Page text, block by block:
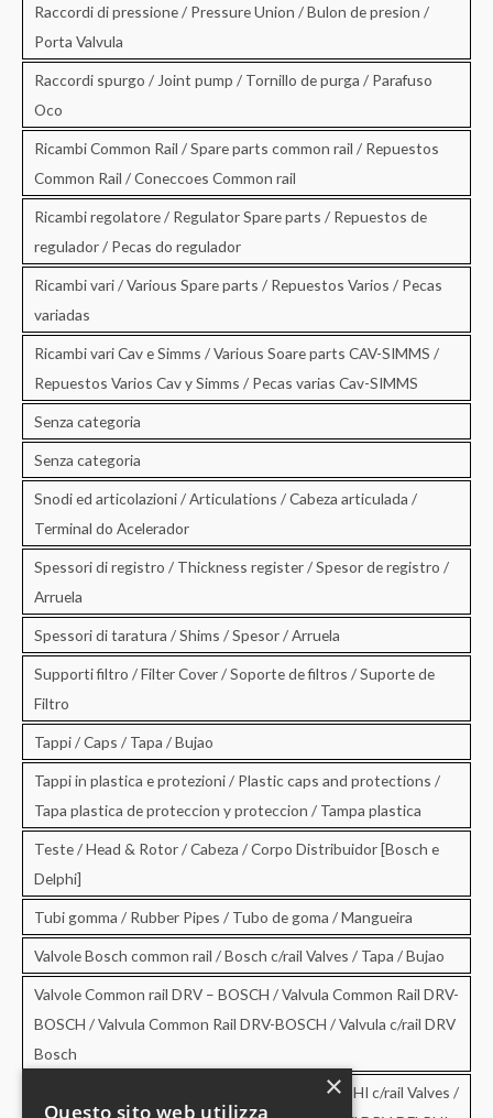
Raccordi di pressione / Pressure Union / Bulon de presion /
Porta Valvula
Raccordi spurgo / Joint pump / Tornillo de purga / Parafuso
Oco
Ricambi Common Rail / Spare parts common rail / Repuestos
Common Rail / Coneccoes Common rail
Ricambi regolatore / Regulator Spare parts / Repuestos de
regulador / Pecas do regulador
Ricambi vari / Various Spare parts / Repuestos Varios / Pecas
variadas
Ricambi vari Cav e Simms / Various Soare parts CAV-SIMMS /
Repuestos Varios Cav y Simms / Pecas varias Cav-SIMMS
Senza categoria
Senza categoria
Snodi ed articolazioni / Articulations / Cabeza articulada /
Terminal do Acelerador
Spessori di registro / Thickness register / Spesor de registro /
Arruela
Spessori di taratura / Shims / Spesor / Arruela
Supporti filtro / Filter Cover / Soporte de filtros / Suporte de
Filtro
Tappi / Caps / Tapa / Bujao
Tappi in plastica e protezioni / Plastic caps and protections /
Tapa plastica de proteccion y proteccion / Tampa plastica
Teste / Head & Rotor / Cabeza / Corpo Distribuidor [Bosch e
Delphi]
Tubi gomma / Rubber Pipes / Tubo de goma / Mangueira
Valvole Bosch common rail / Bosch c/rail Valves / Tapa / Bujao
Valvole Common rail DRV – BOSCH / Valvula Common Rail DRV-
BOSCH / Valvula Common Rail DRV-BOSCH / Valvula c/rail DRV
Bosch
Valvole Common rail DRV – DELPHI / DRV-DELPHI c/rail Valves /
×
Questo sito web utilizza